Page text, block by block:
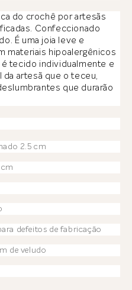
do crochê por artesãs
Confeccionado
É uma joia leve e
materiais hipoalergênicos
tecido individualmente e
da artesã que o teceu,
que durarão
2.5 cm
defeitos de fabricação
de veludo